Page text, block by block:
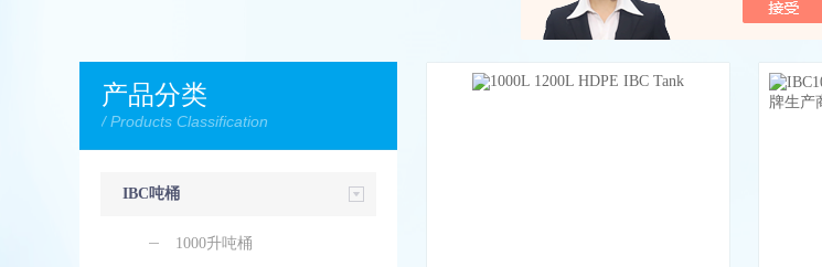
产品分类
/ Products Classification
IBC吨桶
1000升吨桶